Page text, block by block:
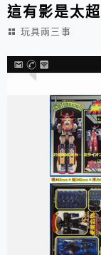
這有影是太
玩具兩三事